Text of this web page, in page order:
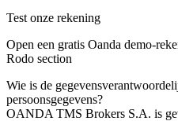
Test onze rekening
Open een gratis Oanda demo-
Rodo section
Wie is de
persoonsgegevens?
OANDA TMS Brokers S.A. is